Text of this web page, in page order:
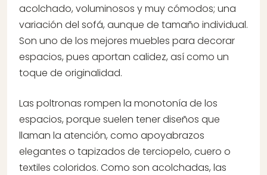
acolchado, voluminosos y muy cómodos; una
variación del sofá, aunque de tamaño individual.
Son uno de los mejores muebles para decorar
espacios, pues aportan calidez, así como un
toque de originalidad.
Las poltronas rompen la monotonía de los
espacios, porque suelen tener diseños que
llaman la atención, como apoyabrazos
elegantes o tapizados de terciopelo, cuero o
textiles coloridos. Como son acolchadas, las